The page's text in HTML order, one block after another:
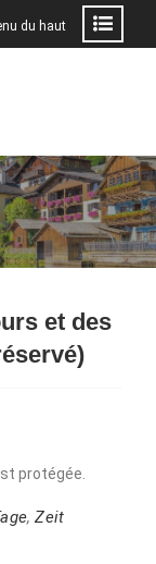
du haut
et des
protégée.
,Zeit